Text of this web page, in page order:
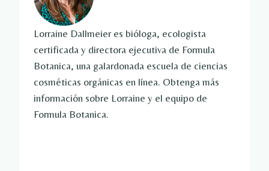
Lorraine Dallmeier es bióloga, ecologista
certificada y directora ejecutiva de Formula
Botanica, una galardonada escuela de ciencias
cosméticas orgánicas en línea. Obtenga más
información sobre Lorraine y el equipo de
Formula Botanica.